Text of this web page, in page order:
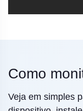
Como
Veja em simples